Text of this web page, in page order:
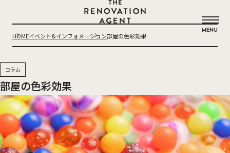
THE RENOVATION AGENT
MENU
HOMEイベント&インフォメーション部屋の色彩効果
部屋の色彩効果
コラム